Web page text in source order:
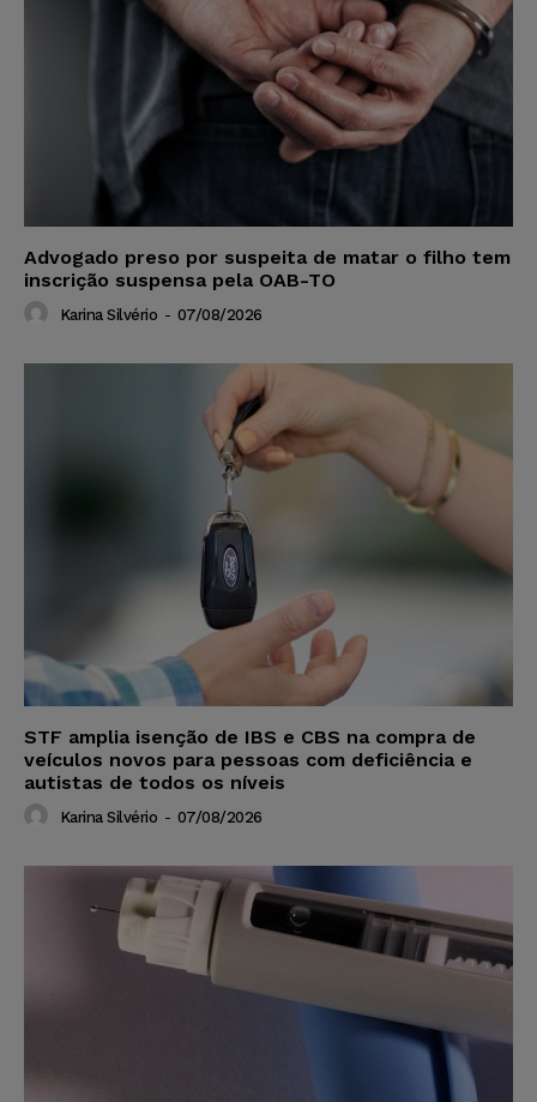
Advogado preso por suspeita de matar o filho tem
inscrição suspensa pela OAB-TO
Karina Silvério - 07/08/2026
STF amplia isenção de IBS e CBS na compra de
veículos novos para pessoas com deficiência e
autistas de todos os níveis
Karina Silvério - 07/08/2026